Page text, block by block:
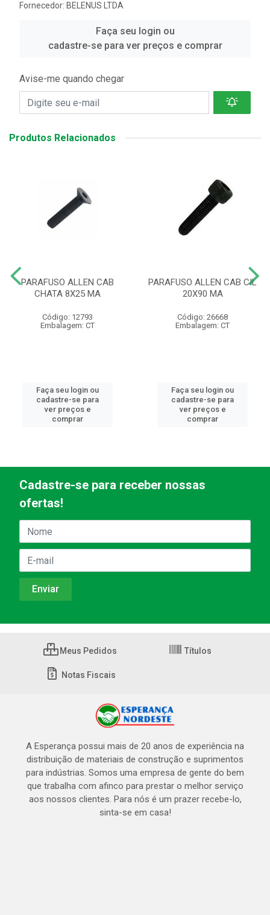
Fornecedor: BELENUS LTDA
Faça seu login ou
cadastre-se para ver preços e comprar
Avise-me quando chegar
Produtos Relacionados
PARAFUSO ALLEN CAB
CHATA 8X25 MA
Código: 12793
Embalagem: CT
Faça seu login ou
cadastre-se para
ver preços e
comprar
PARAFUSO ALLEN CAB CIL
20X90 MA
Código: 26668
Embalagem: CT
Faça seu login ou
cadastre-se para
ver preços e
comprar
Cadastre-se para receber nossas
ofertas!
Meus Pedidos Títulos
Notas Fiscais
A Esperança possui mais de 20 anos de experiência na
distribuição de materiais de construção e suprimentos
para indústrias. Somos uma empresa de gente do bem
que trabalha com afinco para prestar o melhor serviço
aos nossos clientes. Para nós é um prazer recebe-lo,
sinta-se em casa!